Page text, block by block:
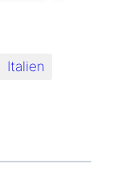
Italien